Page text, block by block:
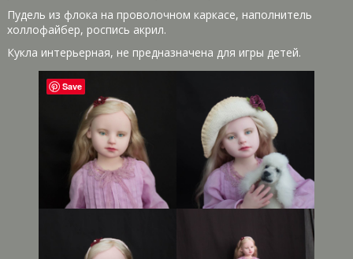
Пудель из флока на проволочном каркасе, наполнитель
холлофайбер, роспись акрил.
Кукла интерьерная, не предназначена для игры детей.
Save